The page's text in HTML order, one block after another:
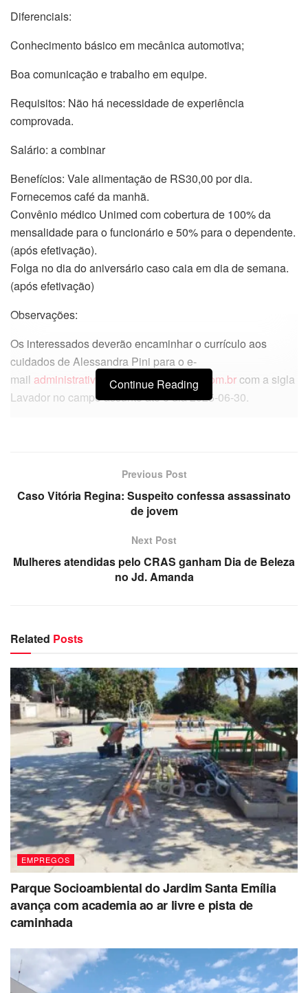
Diferenciais:
Conhecimento básico em mecânica automotiva;
Boa comunicação e trabalho em equipe.
Requisitos: Não há necessidade de experiência
comprovada.
Salário: a combinar
Benefícios: Vale alimentação de RS30,00 por dia.
Fornecemos café da manhã.
Convênio médico Unimed com cobertura de 100% da
mensalidade para o funcionário e 50% para o dependente.
(após efetivação).
Folga no dia do aniversário caso caia em dia de semana.
(após efetivação)
Observações:
Os interessados deverão encaminhar o currículo aos
cuidados de Alessandra Pini para o e-
mail administrativo01@gdlmanutencao.com.brcom a sigla
Lavador no campo assunto até o dia 2025-06-30.
Continue Reading
Previous Post
Caso Vitória Regina: Suspeito confessa assassinato
de jovem
Next Post
Mulheres atendidas pelo CRAS ganham Dia de Beleza
no Jd. Amanda
Related Posts
EMPREGOS
Parque Socioambiental do Jardim Santa Emília
avança com academia ao ar livre e pista de
caminhada